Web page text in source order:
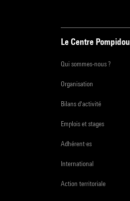
Le Centre Pompidou
Qui sommes-nous ?
Organisation
Bilans d'activité
Emplois et stages
Adhérent·es
International
Action territoriale